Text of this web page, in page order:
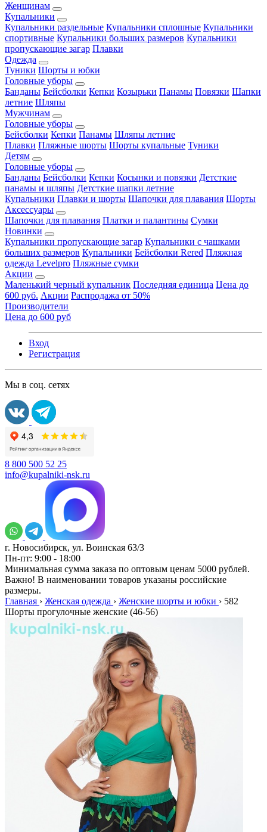
Женщинам
Купальники
Купальники раздельные Купальники сплошные Купальники
спортивные Купальники больших размеров Купальники
пропускающие загар Плавки
Одежда
Туники Шорты и юбки
Головные уборы
Банданы Бейсболки Кепки Козырьки Панамы Повязки Шапки
летние Шляпы
Мужчинам
Головные уборы
Бейсболки Кепки Панамы Шляпы летние
Плавки Пляжные шорты Шорты купальные Туники
Детям
Головные уборы
Банданы Бейсболки Кепки Косынки и повязки Детсткие
панамы и шляпы Детсткие шапки летние
Купальники Плавки и шорты Шапочки для плавания Шорты
Аксессуары
Шапочки для плавания Платки и палантины Сумки
Новинки
Купальники пропускающие загар Купальники с чашками
больших размеров Купальники Бейсболки Rered Пляжная
одежда Levelpro Пляжные сумки
Акции
Маленький черный купальник Последняя единица Цена до
600 руб. Акции Распродажа от 50%
Производители
Цена до 600 руб
Вход
Регистрация
Мы в соц. сетях
8 800 500 52 25
info@kupalniki-nsk.ru
г. Новосибирск, ул. Воинская 63/3
Пн-пт: 9:00 - 18:00
Минимальная сумма заказа по оптовым ценам 5000 рублей.
Важно! В наименовании товаров указаны российские
размеры.
Главная › Женская одежда › Женские шорты и юбки › 582
Шорты прогулочные женские (46-56)